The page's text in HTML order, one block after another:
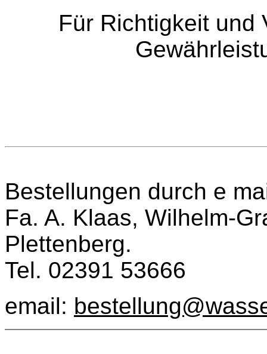
Für Richtigkeit und
Bestellungen durch e
Fa. A. Klaas, Wilhelm-
Plettenberg.
Tel. 02391 53666
email: